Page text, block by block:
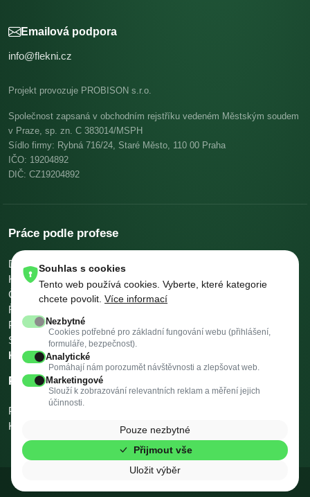
Emailová podpora
info@flekni.cz
Projekt provozuje PROBISON s.r.o.
Společnost zapsaná v obchodním rejstříku vedeném Městským soudem
v Praze, sp. zn. C 383014/MSPH
Sídlo firmy: Rybná 716/24, Staré Město, 110 00 Praha
IČO: 19204892
DIČ: CZ19204892
Práce podle profese
Dělníci v oblasti výstavby a údržby budov
KuchařiSkladníci, obsluha manipulačních vozíků
Číšníci a servírky
Ostatní uklízeči a pomocníci
Řidiči nákladních automobilů, tahačů a speciálních vozidel
Pomocníci v kuchyni
Svářeči
Všechny profese →
Platy podle profese →
Kalkulačky →
Práce podle města
Praha
Kopřivnice
Rožnov pod RadhoštěmKrnov
© 2026 Flekni. Všechna práva vyhrazena. v2.3 (f50d58f · 02.08.2026)
Souhlas s cookies
Tento web používá cookies. Vyberte, které kategorie
chcete povolit. Více informací
Nezbytné
Cookies potřebné pro základní fungování webu (přihlášení,
formuláře, bezpečnost).
Analytické
Pomáhají nám porozumět návštěvnosti a zlepšovat web.
Marketingové
Slouží k zobrazování relevantních reklam a měření jejich
účinnosti.
Pouze nezbytné
Přijmout vše
Uložit výběr